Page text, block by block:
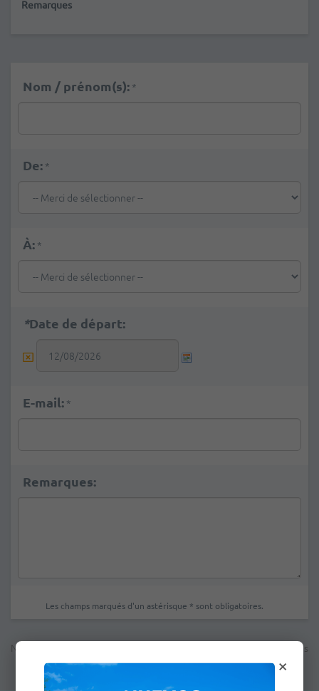
Remarques
Nom / prénom(s): *
De: *
À: *
*Date de départ:
E-mail: *
Remarques:
Les champs marqués d'un astérisque * sont obligatoires.
Note: Le prix indiqué n'est pas le prix final; à la prochaine étape vous
verrez le prix total en fonction de la méthode de paiement
×